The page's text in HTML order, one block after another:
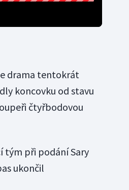
drama tentokrát
koncovku od stavu
čtyřbodovou
tým při podání Sary
ukončil